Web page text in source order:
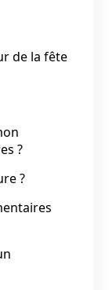
de la fête
?
?